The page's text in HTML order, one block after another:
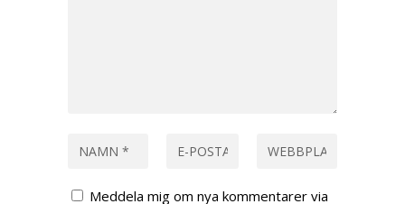
Meddela mig om nya kommentarer via